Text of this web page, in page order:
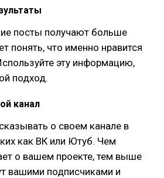
посты получают больше
понять, что именно нравится
эту информацию,
подход.
канал
о своем канале в
как ВК или Ютуб. Чем
о вашем проекте, тем выше
вашими подписчиками и